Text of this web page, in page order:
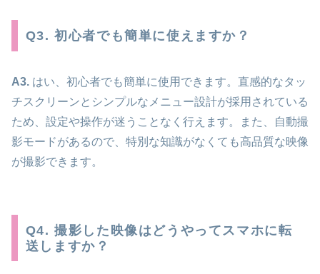
Q3. 初心者でも簡単に使えますか？
A3. はい、初心者でも簡単に使用できます。直感的なタッ
チスクリーンとシンプルなメニュー設計が採用されている
ため、設定や操作が迷うことなく行えます。また、自動撮
影モードがあるので、特別な知識がなくても高品質な映像
が撮影できます。
Q4. 撮影した映像はどうやってスマホに転
送しますか？